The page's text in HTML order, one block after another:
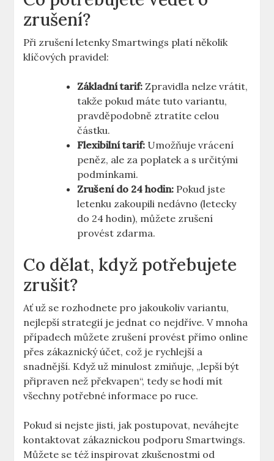
zrušení?
Při zrušení letenky Smartwings platí několik
klíčových pravidel:
Základní tarif: Zpravidla nelze vrátit,
takže pokud máte tuto variantu,
pravděpodobně ztratíte celou
částku.
Flexibilní tarif: Umožňuje vrácení
peněz, ale za poplatek a s určitými
podmínkami.
Zrušení do 24 hodin: Pokud jste
letenku zakoupili nedávno (letecky
do 24 hodin), můžete zrušení
provést zdarma.
Co dělat, když potřebujete
zrušit?
Ať už se rozhodnete pro jakoukoliv variantu,
nejlepší strategií je jednat co nejdříve. V mnoha
případech můžete zrušení provést přímo online
přes zákaznický účet, což je rychlejší a
snadnější. Když už minulost zmiňuje, „lepší být
připraven než překvapen“, tedy se hodí mít
všechny potřebné informace po ruce.
Pokud si nejste jisti, jak postupovat, neváhejte
kontaktovat zákaznickou podporu Smartwings.
Můžete se též inspirovat zkušenostmi od